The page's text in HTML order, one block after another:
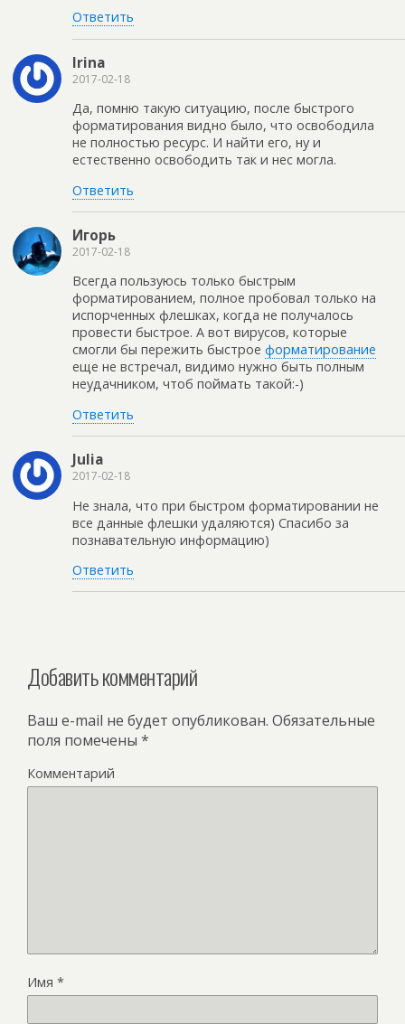
Ответить
Irina
2017-02-18
Да, помню такую ситуацию, после быстрого
форматирования видно было, что освободила
не полностью ресурс. И найти его, ну и
естественно освободить так и нес могла.
Ответить
Игорь
2017-02-18
Всегда пользуюсь только быстрым
форматированием, полное пробовал только на
испорченных флешках, когда не получалось
провести быстрое. А вот вирусов, которые
смогли бы пережить быстрое форматирование
еще не встречал, видимо нужно быть полным
неудачником, чтоб поймать такой:-)
Ответить
Julia
2017-02-18
Не знала, что при быстром форматировании не
все данные флешки удаляются) Спасибо за
познавательную информацию)
Ответить
Добавить комментарий
Ваш e-mail не будет опубликован. Обязательные
поля помечены *
Комментарий
Имя *